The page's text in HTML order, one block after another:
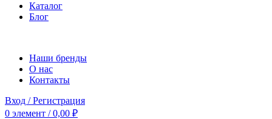
Каталог
Блог
Наши бренды
О нас
Контакты
Вход / Регистрация
0 элемент / 0,00 ₽